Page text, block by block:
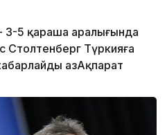
3-5 қараша аралығында
Түркияға
ҚазАқпарат